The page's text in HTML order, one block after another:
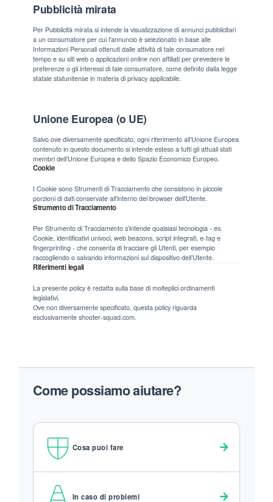
Pubblicità mirata
Per Pubblicità mirata si intende la visualizzazione di annunci pubblicitari
a un consumatore per cui l'annuncio è selezionato in base alle
Informazioni Personali ottenuti dalle attività di tale consumatore nel
tempo e su siti web o applicazioni online non affiliati per prevedere le
preferenze o gli interessi di tale consumatore, come definito dalla legge
statale statunitense in materia di privacy applicabile.
Unione Europea (o UE)
Salvo ove diversamente specificato, ogni riferimento all’Unione Europea
contenuto in questo documento si intende esteso a tutti gli attuali stati
membri dell’Unione Europea e dello Spazio Economico Europeo.
Cookie
I Cookie sono Strumenti di Tracciamento che consistono in piccole
porzioni di dati conservate all'interno del browser dell'Utente.
Strumento di Tracciamento
Per Strumento di Tracciamento s’intende qualsiasi tecnologia - es.
Cookie, identificativi univoci, web beacons, script integrati, e-tag e
fingerprinting - che consenta di tracciare gli Utenti, per esempio
raccogliendo o salvando informazioni sul dispositivo dell’Utente.
Riferimenti legali
La presente policy è redatta sulla base di molteplici ordinamenti
legislativi.
Ove non diversamente specificato, questa policy riguarda
esclusivamente shooter-squad.com.
Come possiamo aiutare?
Cosa puoi fare
In caso di problemi